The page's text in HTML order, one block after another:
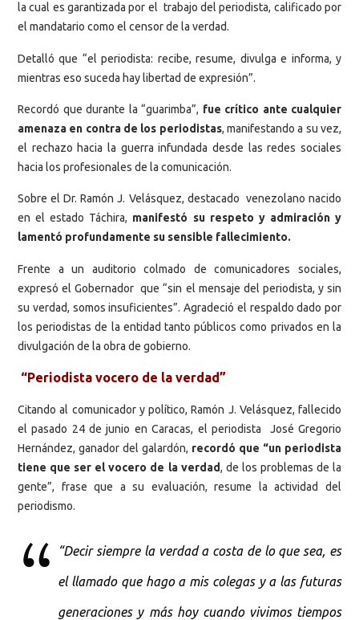
la cual es garantizada por el trabajo del periodista, calificado por
el mandatario como el censor de la verdad.
Detalló que “el periodista: recibe, resume, divulga e informa, y
mientras eso suceda hay libertad de expresión”.
Recordó que durante la “guarimba”, fue crítico ante cualquier
amenaza en contra de los periodistas, manifestando a su vez,
el rechazo hacia la guerra infundada desde las redes sociales
hacia los profesionales de la comunicación.
Sobre el Dr. Ramón J. Velásquez, destacado venezolano nacido
en el estado Táchira, manifestó su respeto y admiración y
lamentó profundamente su sensible fallecimiento.
Frente a un auditorio colmado de comunicadores sociales,
expresó el Gobernador que “sin el mensaje del periodista, y sin
su verdad, somos insuficientes”. Agradeció el respaldo dado por
los periodistas de la entidad tanto públicos como privados en la
divulgación de la obra de gobierno.
“Periodista vocero de la verdad”
Citando al comunicador y político, Ramón J. Velásquez, fallecido
el pasado 24 de junio en Caracas, el periodista José Gregorio
Hernández, ganador del galardón, recordó que “un periodista
tiene que ser el vocero de la verdad, de los problemas de la
gente”, frase que a su evaluación, resume la actividad del
periodismo.
“Decir siempre la verdad a costa de lo que sea, es
el llamado que hago a mis colegas y a las futuras
generaciones y más hoy cuando vivimos tiempos